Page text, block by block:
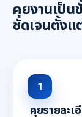
คุยงานเป็น
ชัดเจนตั้งแ
1
คุยรายละเ